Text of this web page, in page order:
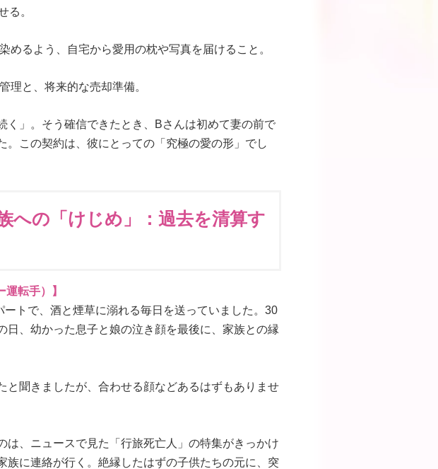
る。
めるよう、自宅から愛用の枕や写真を届けること。
理と、将来的な売却準備。
く」。そう確信できたとき、Bさんは初めて妻の前で
。この契約は、彼にとっての「究極の愛の形」でし
への「けじめ」：過去を清算す
転手）】
トで、酒と煙草に溺れる毎日を送っていました。30
日、幼かった息子と娘の泣き顔を最後に、家族との縁
と聞きましたが、合わせる顔などあるはずもありませ
は、ニュースで見た「行旅死亡人」の特集がきっかけ
族に連絡が行く。絶縁したはずの子供たちの元に、突